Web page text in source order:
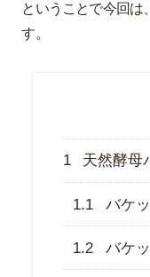
ということで今回は
す。
1 天然酵母
1.1 バケ
1.2 バケ